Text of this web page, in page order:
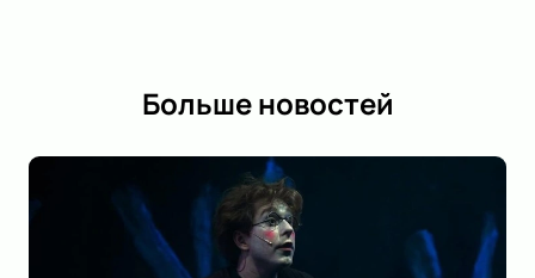
Больше новостей